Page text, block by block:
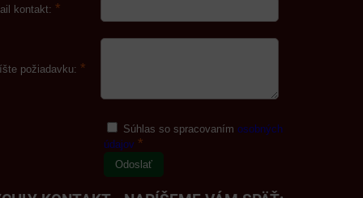
kontakt: *
požiadavku: *
Súhlas so spracovanímosobných
údajov *
Odoslať